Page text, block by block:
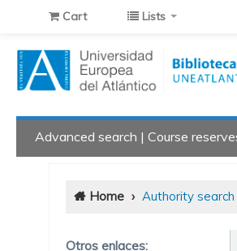
Cart Lists
Advanced search Course
Home › Authority search
Otros enlaces: